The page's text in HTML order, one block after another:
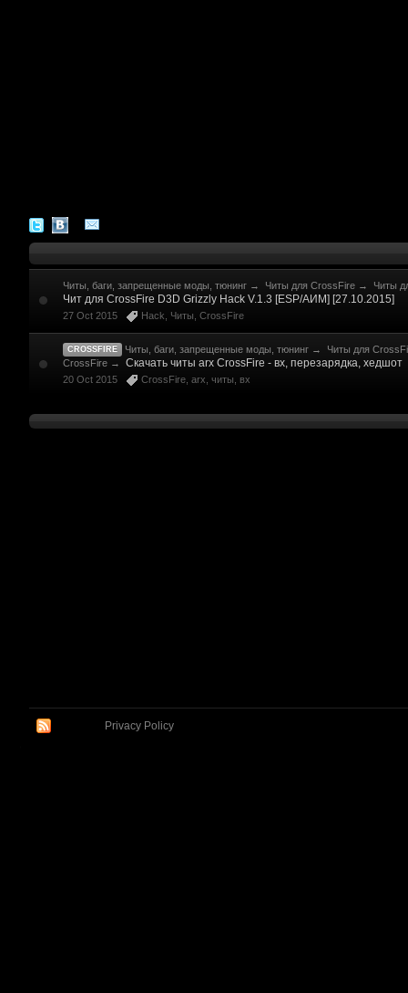
Читы, баги, запрещенные моды, тюнинг → Читы для CrossFire → Читы
Чит для CrossFire D3D Grizzly Hack V.1.3 [ESP/АИМ] [27.10.2015]
27 Oct 2015 Hack Читы CrossFire
CROSSFIRE Читы, баги, запрещенные моды, тюнинг →
Читы для
CrossFire → Скачать читы arx CrossFire - вх, перезарядка, хедшот
20 Oct 2015 CrossFire arx читы вх
Privacy Policy